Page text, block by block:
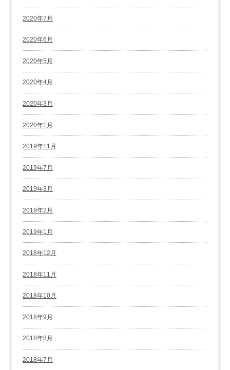
2020年7月
2020年6月
2020年5月
2020年4月
2020年3月
2020年1月
2019年11月
2019年7月
2019年3月
2019年2月
2019年1月
2018年12月
2018年11月
2018年10月
2018年9月
2018年8月
2018年7月